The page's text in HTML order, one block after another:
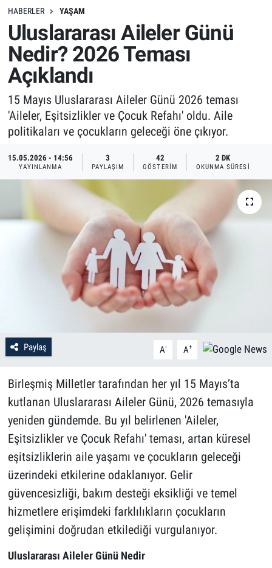
HABERLER YAŞAM
Uluslararası Aileler Günü
Nedir? 2026 Teması
Açıklandı
15 Mayıs Uluslararası Aileler Günü 2026 teması
'Aileler, Eşitsizlikler ve Çocuk Refahı' oldu. Aile
politikaları ve çocukların geleceği öne çıkıyor.
15.05.2026 - 14:56
YAYINLANMA
3
PAYLAŞIM
42
GÖSTERIM
2 DK
OKUNMA SÜRESI
Paylaş A- A+
Birleşmiş Milletler tarafından her yıl 15 Mayıs’ta
kutlanan Uluslararası Aileler Günü, 2026 temasıyla
yeniden gündemde. Bu yıl belirlenen 'Aileler,
Eşitsizlikler ve Çocuk Refahı' teması, artan küresel
eşitsizliklerin aile yaşamı ve çocukların geleceği
üzerindeki etkilerine odaklanıyor. Gelir
güvencesizliği, bakım desteği eksikliği ve temel
hizmetlere erişimdeki farklılıkların çocukların
gelişimini doğrudan etkilediği vurgulanıyor.
Uluslararası Aileler Günü Nedir